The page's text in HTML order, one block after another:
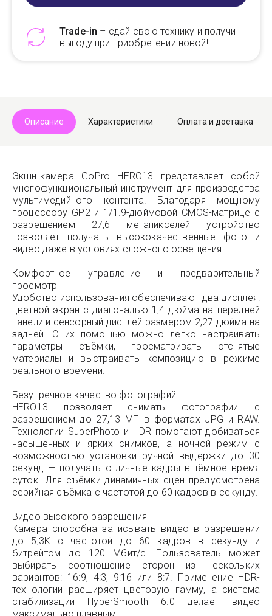
Trade-in – сдай свою технику и получи
выгоду при приобретении новой!
Описание Характеристики Оплата и доставка
Экшн-камера GoPro HERO13 представляет собой
многофункциональный инструмент для производства
мультимедийного контента. Благодаря мощному
процессору GP2 и 1/1.9-дюймовой CMOS-матрице с
разрешением 27,6 мегапикселей устройство
позволяет получать высококачественные фото и
видео даже в условиях сложного освещения.
Комфортное управление и предварительный
просмотр
Удобство использования обеспечивают два дисплея:
цветной экран с диагональю 1,4 дюйма на передней
панели и сенсорный дисплей размером 2,27 дюйма на
задней. С их помощью можно легко настраивать
параметры съёмки, просматривать отснятые
материалы и выстраивать композицию в режиме
реального времени.
Безупречное качество фотографий
HERO13 позволяет снимать фотографии с
разрешением до 27,13 МП в форматах JPG и RAW.
Технологии SuperPhoto и HDR помогают добиваться
насыщенных и ярких снимков, а ночной режим с
возможностью установки ручной выдержки до 30
секунд — получать отличные кадры в тёмное время
суток. Для съёмки динамичных сцен предусмотрена
серийная съёмка с частотой до 60 кадров в секунду.
Видео высокого разрешения
Камера способна записывать видео в разрешении
до 5,3K с частотой до 60 кадров в секунду и
битрейтом до 120 Мбит/с. Пользователь может
выбирать соотношение сторон из нескольких
вариантов: 16:9, 4:3, 9:16 или 8:7. Применение HDR-
технологии расширяет цветовую гамму, а система
стабилизации HyperSmooth 6.0 делает видео